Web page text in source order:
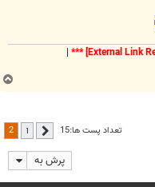
***
|
تعداد پست ها:15 قبلی 1
2
پرش به